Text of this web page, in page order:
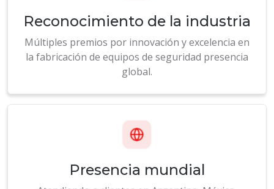
la fabricación de equipos de seguridad presencia
global.
Presencia mundial
Colombia, Ecuador y expandiéndonos más allá.